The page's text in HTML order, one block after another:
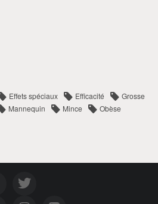
Effets spéciaux Efficacité
Grosse
Mannequin Mince
Obèse